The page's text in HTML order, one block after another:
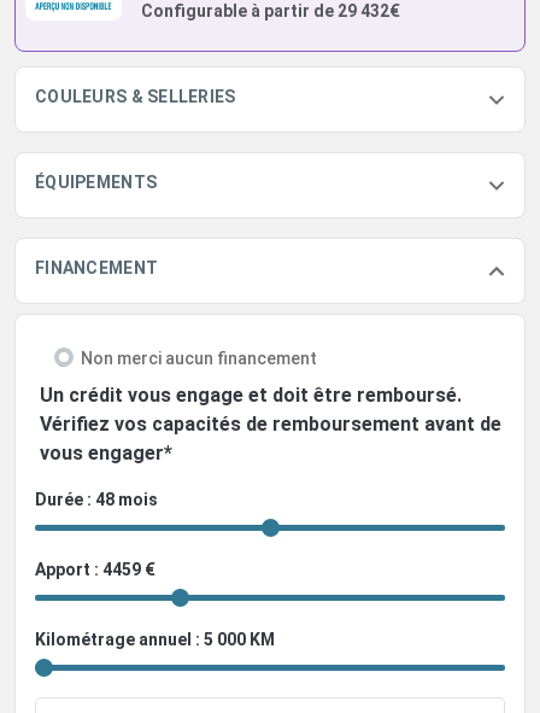
Configurable à partir de29 432€
COULEURS & SELLERIES
ÉQUIPEMENTS
FINANCEMENT
Non merci aucun financement
Un crédit vous engage et doit être remboursé.
Vérifiez vos capacités de remboursement avant de
vous engager*
Durée : 48 mois
Apport : 4459 €
Kilométrage annuel : 5 000 KM